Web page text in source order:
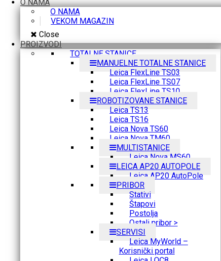
O NAMA
O NAMA
VEKOM MAGAZIN
Close
PROIZVODI
TOTALNE STANICE
MANUELNE TOTALNE STANICE
Leica FlexLine TS03
Leica FlexLine TS07
Leica FlexLine TS10
ROBOTIZOVANE STANICE
Leica TS13
Leica TS16
Leica Nova TS60
Leica Nova TM60
MULTISTANICE
Leica Nova MS60
LEICA AP20 AUTOPOLE
Leica AP20 AutoPole
PRIBOR
Stativi
Štapovi
Postolja
Ostali pribor >
SERVISI
Leica MyWorld –
Korisnički portal